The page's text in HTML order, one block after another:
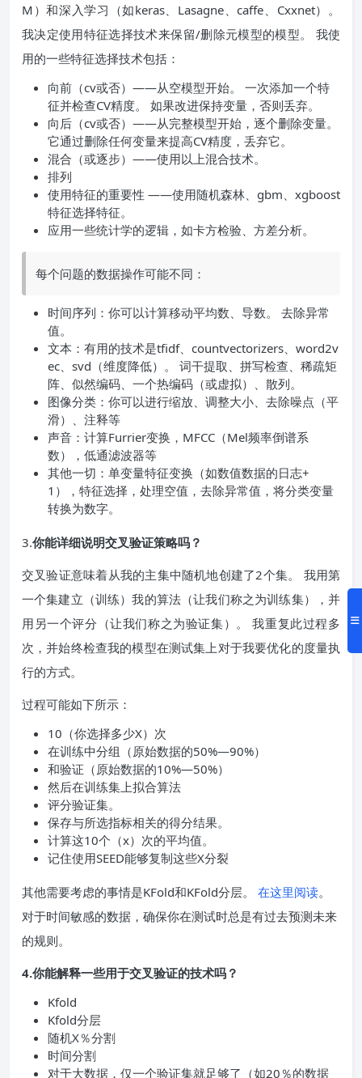
M）和深入学习（如keras、Lasagne、caffe、Cxxnet）。
我决定使用特征选择技术来保留/删除元模型的模型。 我使
用的一些特征选择技术包括：
向前（cv或否）——从空模型开始。 一次添加一个特
征并检查CV精度。 如果改进保持变量，否则丢弃。
向后（cv或否）——从完整模型开始，逐个删除变量。
它通过删除任何变量来提高CV精度，丢弃它。
混合（或逐步）——使用以上混合技术。
排列
使用特征的重要性 ——使用随机森林、gbm、xgboost
特征选择特征。
应用一些统计学的逻辑，如卡方检验、方差分析。
每个问题的数据操作可能不同：
时间序列：你可以计算移动平均数、导数。 去除异常
值。
文本：有用的技术是tfidf、countvectorizers、word2v
ec、svd（维度降低）。 词干提取、拼写检查、稀疏矩
阵、似然编码、一个热编码（或虚拟）、散列。
图像分类：你可以进行缩放、调整大小、去除噪点（平
滑）、注释等
声音：计算Furrier变换，MFCC（Mel频率倒谱系
数），低通滤波器等
其他一切：单变量特征变换（如数值数据的日志+
1），特征选择，处理空值，去除异常值，将分类变量
转换为数字。
3.你能详细说明交叉验证策略吗？
交叉验证意味着从我的主集中随机地创建了2个集。 我用第
一个集建立（训练）我的算法（让我们称之为训练集），并
用另一个评分（让我们称之为验证集）。 我重复此过程多
次，并始终检查我的模型在测试集上对于我要优化的度量执
行的方式。
过程可能如下所示：
10（你选择多少X）次
在训练中分组（原始数据的50%—90%）
和验证（原始数据的10%—50%）
然后在训练集上拟合算法
评分验证集。
保存与所选指标相关的得分结果。
计算这10个（x）次的平均值。
记住使用SEED能够复制这些X分裂
其他需要考虑的事情是KFold和KFold分层。 在这里阅读。
对于时间敏感的数据，确保你在测试时总是有过去预测未来
的规则。
4.你能解释一些用于交叉验证的技术吗？
Kfold
Kfold分层
随机X％分割
时间分割
对于大数据，仅一个验证集就足够了（如20％的数据